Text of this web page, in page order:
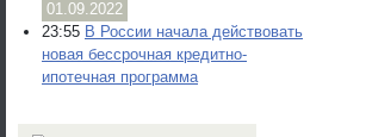
01.09.2022
23:55 В России начала действовать
новая бессрочная кредитно-
ипотечная программа